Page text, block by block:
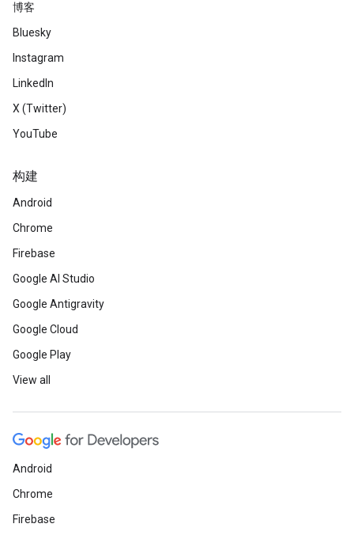
博客
Bluesky
Instagram
LinkedIn
X (Twitter)
YouTube
构建
Android
Chrome
Firebase
Google AI Studio
Google Antigravity
Google Cloud
Google Play
View all
Android
Chrome
Firebase